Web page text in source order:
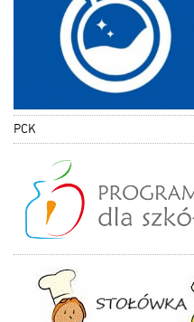
PCK